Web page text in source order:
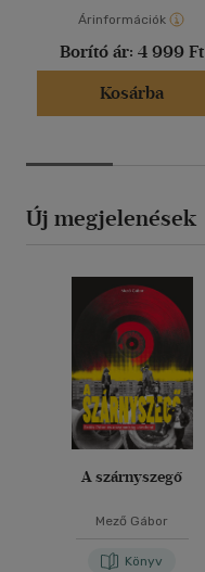
Árinformációk
Borító ár: 4 999 Ft
Kosárba
Új megjelenések
A szárnyszegő
Mező Gábor
Könyv